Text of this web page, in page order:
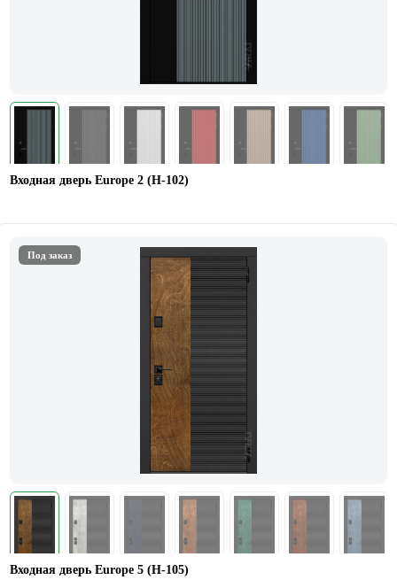
Входная дверь Europe 2 (Н-102)
Под заказ
Входная дверь Europe 5 (H-105)